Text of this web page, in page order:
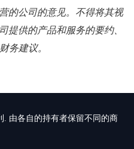
的公司的意见。不得将其视
提供的产品和服务的要约、
务建议。
. 由各自的持有者保留不同的商